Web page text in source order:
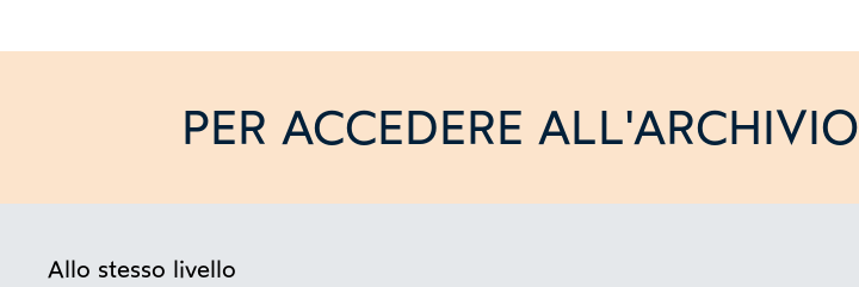
PER ACCEDERE ALL'ARCHIVIO
Allo stesso livello